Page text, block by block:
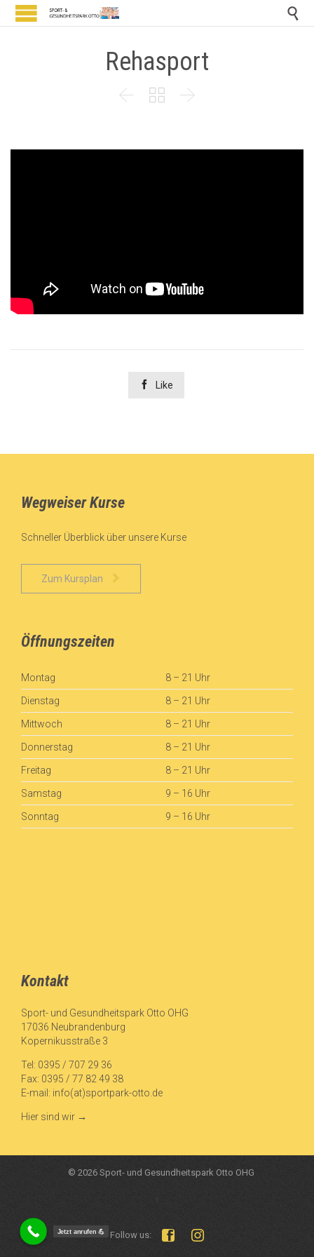

Rehasport
  
 Like
Wegweiser Kurse
Schneller Überblick über unsere Kurse
Zum Kursplan
Öffnungszeiten
Montag 8 – 21 Uhr
Dienstag 8 – 21 Uhr
Mittwoch 8 – 21 Uhr
Donnerstag 8 – 21 Uhr
Freitag 8 – 21 Uhr
Samstag 9 – 16 Uhr
Sonntag 9 – 16 Uhr
Kontakt
Sport- und Gesundheitspark Otto OHG
17036 Neubrandenburg
Kopernikusstraße 3
Tel: 0395 / 707 29 36
Fax: 0395 / 77 82 49 38
E-mail: info(at)sportpark-otto.de
Hier sind wir →
© 2026 Sport- und Gesundheitspark Otto OHG
↑
Follow us:  
Jetzt anrufen 💪